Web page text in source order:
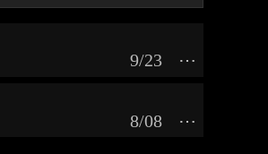
⋯
9/23
⋯
8/08